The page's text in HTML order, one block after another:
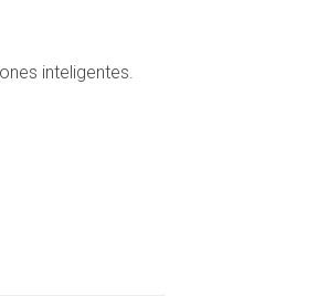
inteligentes.